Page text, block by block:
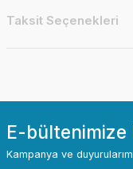
Taksit Seçenekleri
E-bültenimize
Kampanya ve